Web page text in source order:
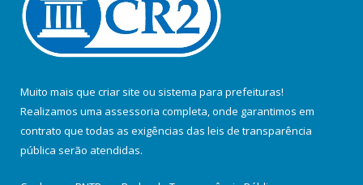
Muito mais que criar site ou sistema para prefeituras!
Realizamos uma assessoria completa, onde garantimos em
contrato que todas as exigências das leis de transparência
pública serão atendidas.